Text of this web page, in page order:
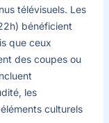
télévisuels. Les
bénéficient
que ceux
des coupes ou
les
culturels